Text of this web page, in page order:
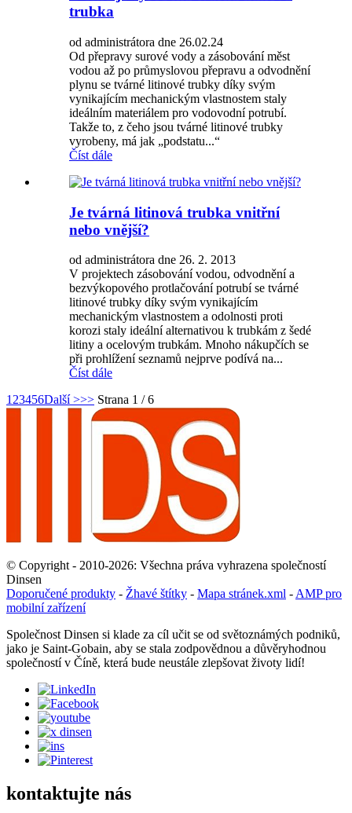
trubka
od administrátora dne 26.02.24
Od přepravy surové vody a zásobování měst
vodou až po průmyslovou přepravu a odvodnění
plynu se tvárné litinové trubky díky svým
vynikajícím mechanickým vlastnostem staly
ideálním materiálem pro vodovodní potrubí.
Takže to, z čeho jsou tvárné litinové trubky
vyrobeny, má jak „podstatu...“
Číst dále
Je tvárná litinová trubka vnitřní
nebo vnější?
od administrátora dne 26. 2. 2013
V projektech zásobování vodou, odvodnění a
bezvýkopového protlačování potrubí se tvárné
litinové trubky díky svým vynikajícím
mechanickým vlastnostem a odolnosti proti
korozi staly ideální alternativou k trubkám z šedé
litiny a ocelovým trubkám. Mnoho nákupčích se
při prohlížení seznamů nejprve podívá na...
Číst dále
1 23456Další >>> Strana 1 / 6
© Copyright - 2010-2026: Všechna práva vyhrazena společností
Dinsen
Doporučené produkty - Žhavé štítky - Mapa stránek.xml - AMP pro
mobilní zařízení
Společnost Dinsen si klade za cíl učit se od světoznámých podniků,
jako je Saint-Gobain, aby se stala zodpovědnou a důvěryhodnou
společností v Číně, která bude neustále zlepšovat životy lidí!
kontaktujte nás